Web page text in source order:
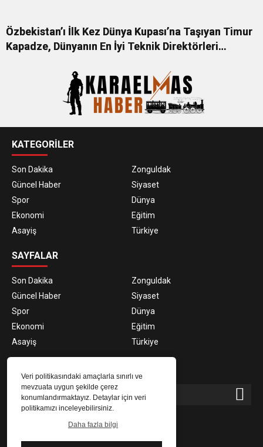
Veri politikasındaki amaçlarla sınırlı ve
mevzuata uygun şekilde çerez
konumlandırmaktayız. Detaylar için veri
politikamızı inceleyebilirsiniz.
Daha fazla bilgi
Özbekistan’ı İlk Kez Dünya Kupası’na Taşıyan Timur
Kapadze, Dünyanın En İyi Teknik Direktörleri
KATEGORİLER
Son Dakika
Zonguldak
Güncel Haber
Siyaset
Spor
Dünya
Ekonomi
Eğitim
Asayiş
Türkiye
SAYFALAR
Son Dakika
Zonguldak
Güncel Haber
Siyaset
Spor
Dünya
Ekonomi
Eğitim
Asayiş
Türkiye